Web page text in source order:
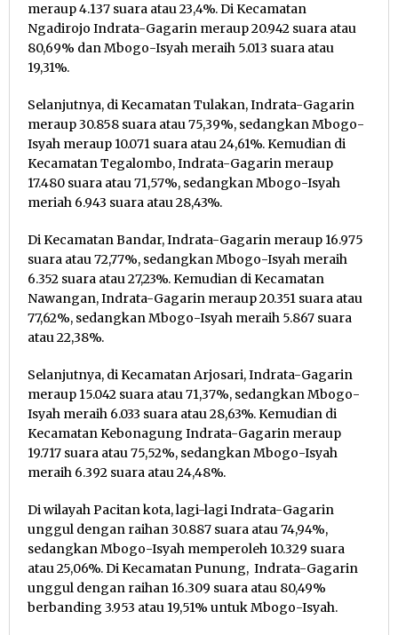
meraup 4.137 suara atau 23,4%. Di Kecamatan
Ngadirojo Indrata-Gagarin meraup 20.942 suara atau
80,69% dan Mbogo-Isyah meraih 5.013 suara atau
19,31%.
Selanjutnya, di Kecamatan Tulakan, Indrata-Gagarin
meraup 30.858 suara atau 75,39%, sedangkan Mbogo-
Isyah meraup 10.071 suara atau 24,61%. Kemudian di
Kecamatan Tegalombo, Indrata-Gagarin meraup
17.480 suara atau 71,57%, sedangkan Mbogo-Isyah
meriah 6.943 suara atau 28,43%.
Di Kecamatan Bandar, Indrata-Gagarin meraup 16.975
suara atau 72,77%, sedangkan Mbogo-Isyah meraih
6.352 suara atau 27,23%. Kemudian di Kecamatan
Nawangan, Indrata-Gagarin meraup 20.351 suara atau
77,62%, sedangkan Mbogo-Isyah meraih 5.867 suara
atau 22,38%.
Selanjutnya, di Kecamatan Arjosari, Indrata-Gagarin
meraup 15.042 suara atau 71,37%, sedangkan Mbogo-
Isyah meraih 6.033 suara atau 28,63%. Kemudian di
Kecamatan Kebonagung Indrata-Gagarin meraup
19.717 suara atau 75,52%, sedangkan Mbogo-Isyah
meraih 6.392 suara atau 24,48%.
Di wilayah Pacitan kota, lagi-lagi Indrata-Gagarin
unggul dengan raihan 30.887 suara atau 74,94%,
sedangkan Mbogo-Isyah memperoleh 10.329 suara
atau 25,06%. Di Kecamatan Punung, Indrata-Gagarin
unggul dengan raihan 16.309 suara atau 80,49%
berbanding 3.953 atau 19,51% untuk Mbogo-Isyah.